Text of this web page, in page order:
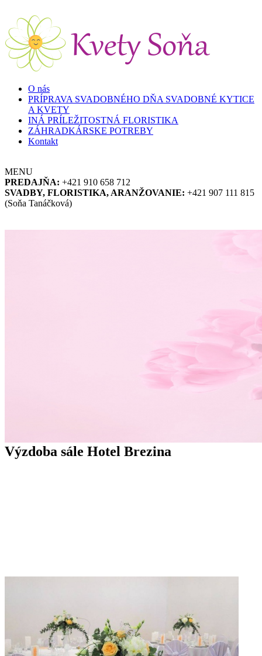
O nás
PRÍPRAVA SVADOBNÉHO DŇA SVADOBNÉ KYTICE
A KVETY
INÁ PRÍLEŽITOSTNÁ FLORISTIKA
ZÁHRADKÁRSKE POTREBY
Kontakt
MENU
PREDAJŇA: +421 910 658 712
SVADBY, FLORISTIKA, ARANŽOVANIE: +421 907 111 815
(Soňa Tanáčková)
Výzdoba sále Hotel Brezina